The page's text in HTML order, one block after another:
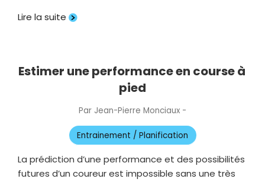
Lire la suite
Estimer une performance en course à
pied
Par Jean-Pierre Monciaux -
le
Entrainement / Planification
La prédiction d’une performance et des possibilités
futures d’un coureur est impossible sans une très